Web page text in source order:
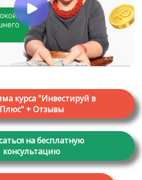
курса "Инвестируй в
Плюс" + Отзывы
на бесплатную
консультацию